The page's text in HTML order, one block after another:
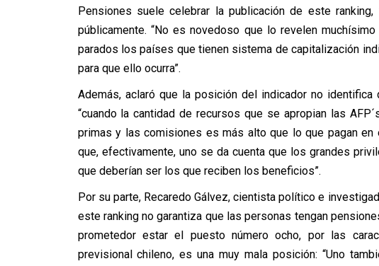
Pensiones suele celebrar la publicación de este
públicamente. “No es novedoso que lo revelen
parados los países que tienen sistema de capitalización
para que ello ocurra”.
Además, aclaró que la posición del indicador no
“cuando la cantidad de recursos que se apropian las
primas y las comisiones es más alto que lo que pagan
que, efectivamente, uno se da cuenta que los grandes
que deberían ser los que reciben los beneficios”.
Por su parte, Recaredo Gálvez, cientista político e
este ranking no garantiza que las personas tengan
prometedor estar el puesto número ocho, por las
previsional chileno, es una muy mala posición: “Uno